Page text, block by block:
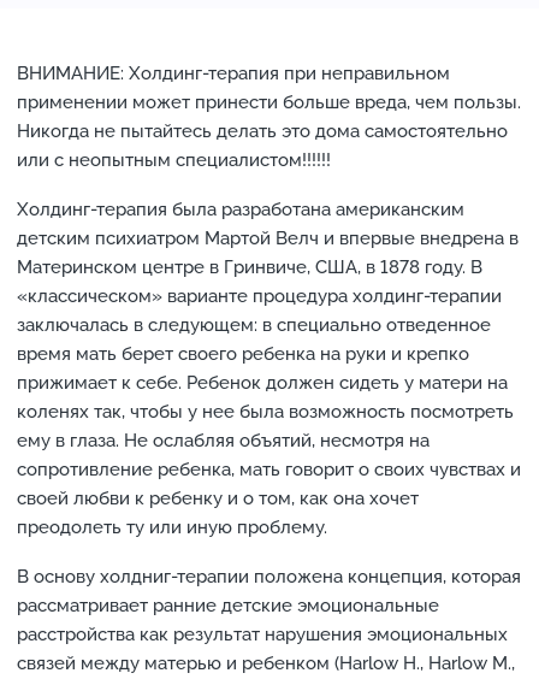
ВНИМАНИЕ: Холдинг-терапия при неправильном
применении может принести больше вреда, чем пользы.
Никогда не пытайтесь делать это дома самостоятельно
или с неопытным специалистом!!!!!!
Холдинг-терапия была разработана американским
детским психиатром Мартой Велч и впервые внедрена в
Материнском центре в Гринвиче, США, в 1878 году. В
«классическом» варианте процедура холдинг-терапии
заключалась в следующем: в специально отведенное
время мать берет своего ребенка на руки и крепко
прижимает к себе. Ребенок должен сидеть у матери на
коленях так, чтобы у нее была возможность посмотреть
ему в глаза. Не ослабляя объятий, несмотря на
сопротивление ребенка, мать говорит о своих чувствах и
своей любви к ребенку и о том, как она хочет
преодолеть ту или иную проблему.
В основу холдниг-терапии положена концепция, которая
рассматривает ранние детские эмоциональные
расстройства как результат нарушения эмоциональных
связей между матерью и ребенком (Harlow H., Harlow M.,